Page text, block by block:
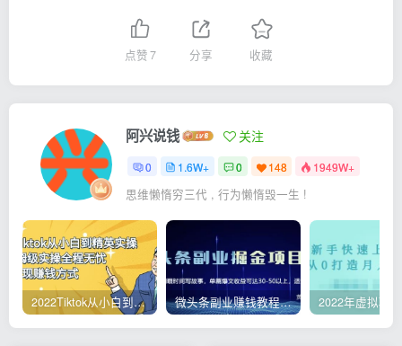
点赞7 分享 收藏
阿兴说钱 关注
0 1.6W+ 0 148 1949W+
思维懒惰穷三代 , 行为懒惰毁一生 !
2022Tiktok从小白到精英实操，0-1保姆级实操全程无忧，多种变现赚钱方式 微头条副业赚钱教程，项目单号单天做到50-100+收益